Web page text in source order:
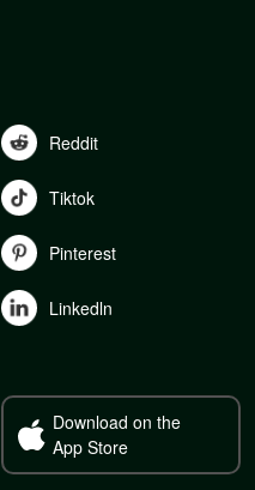
Reddit
Tiktok
Pinterest
Linkedln
Download on the
App Store